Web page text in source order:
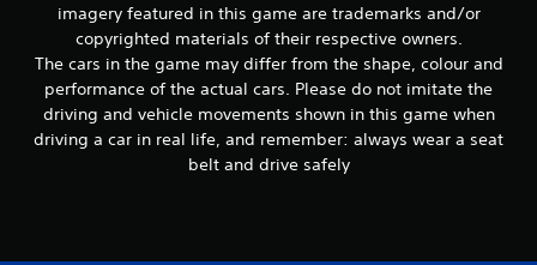
imagery featured in this game are trademarks and/or
copyrighted materials of their respective owners.
The cars in the game may differ from the shape, colour and
performance of the actual cars. Please do not imitate the
driving and vehicle movements shown in this game when
driving a car in real life, and remember: always wear a seat
belt and drive safely